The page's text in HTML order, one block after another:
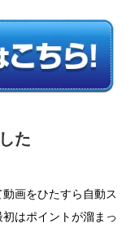
た
画をひたすら自動ス
はポイントが溜まっ